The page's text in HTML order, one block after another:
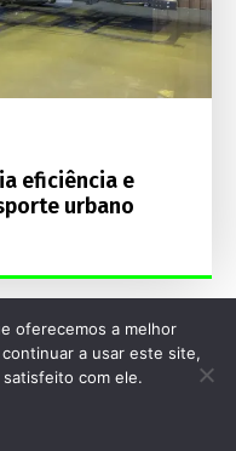
eficiência e
urbano
oferecemos a melhor
a usar este site,
com ele.